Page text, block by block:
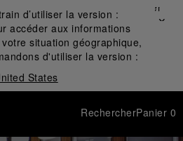
d’utiliser la version :
accéder aux informations
situation géographique,
d'utiliser la version :
States
Fermer
✕
RechercherPanier 0